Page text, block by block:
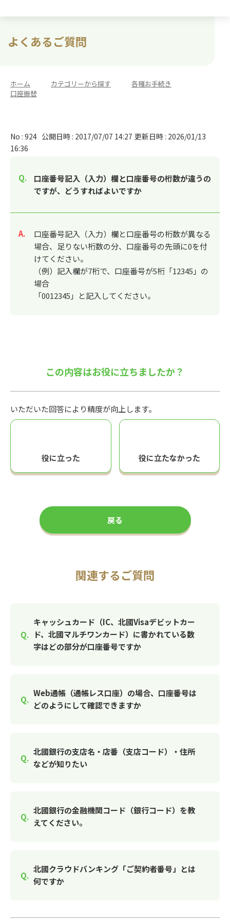
よくあるご質問
ホーム カテゴリーから探す 各種お手続き
口座振替
No : 924 公開日時 : 2017/07/07 14:27 更新日時 : 2026/01/13
16:36
口座番号記入（入力）欄と口座番号の桁数が違うの
ですが、どうすればよいですか
回答
口座番号記入（入力）欄と口座番号の桁数が異なる
場合、足りない桁数の分、口座番号の先頭に0を付
けてください。
（例）記入欄が7桁で、口座番号が5桁「12345」の
場合
「0012345」と記入してください。
この内容はお役に立ちましたか？
いただいた回答により精度が向上します。
役に立った 役に立たなかった
戻る
関連するご質問
キャッシュカード（IC、北國Visaデビットカー
ド、北國マルチワンカード）に書かれている数
字はどの部分が口座番号ですか
Web通帳（通帳レス口座）の場合、口座番号は
どのようにして確認できますか
北國銀行の支店名・店番（支店コード）・住所
などが知りたい
北國銀行の金融機関コード（銀行コード）を教
えてください。
北國クラウドバンキング「ご契約者番号」とは
何ですか